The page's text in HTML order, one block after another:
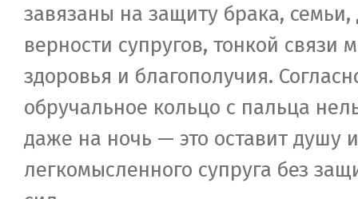
завязаны на защиту брака, семьи,
верности супругов, тонкой связи
здоровья и благополучия.
обручальное кольцо с пальца
даже на ночь — это оставит душу
легкомысленного супруга без